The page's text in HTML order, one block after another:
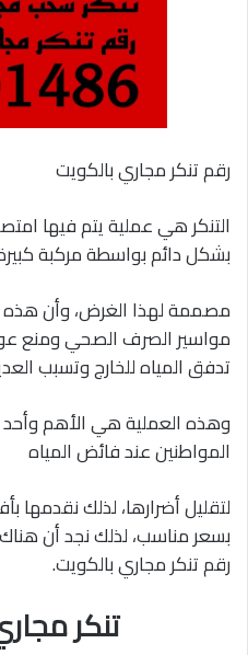
رقم تنكر مجاري بالكويت
التنكر هي عملية يتم فيها
بشكل دائم بواسطة مركبة
مصممة لهذا الغرض، وأن
مواسير الصرف الصحي ومنع
تدفق المياه للخارج وتسبب
وهذه العملية هي الأهم وأحد
المواطنين عند فائض المياه
لتقليل أضرارها، لذلك
بسعر مناسب، لذلك نجد أن
رقم تنكر مجاري بالكويت.
تنكر